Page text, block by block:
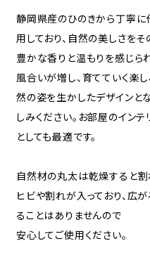
静岡県産のひのきから丁寧に
用しており、自然の美しさを
豊かな香りと温もりを感じら
風合いが増し、育てていく楽
然の姿を生かしたデザインと
しみください。お部屋のイン
としても最適です。
自然材の丸太は乾燥すると割
ヒビや割れが入っており、広
ることはありませんので
安心してご使用ください。